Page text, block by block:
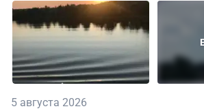
5 августа 2026